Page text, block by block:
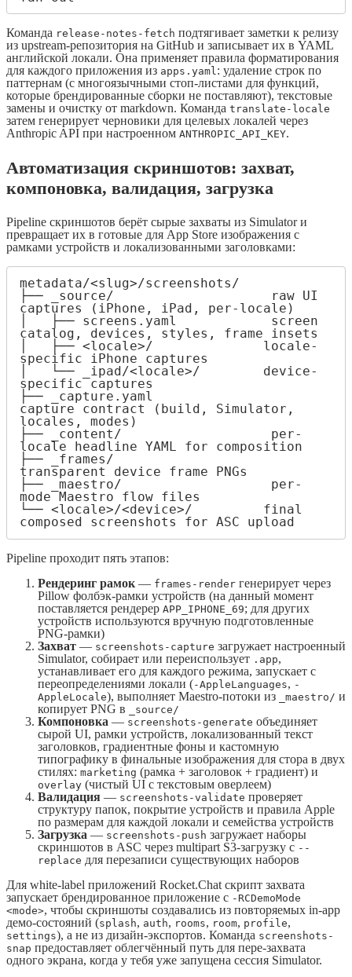
Команда release-notes-fetch подтягивает заметки к релизу
из upstream-репозитория на GitHub и записывает их в YAML
английской локали. Она применяет правила форматирования
для каждого приложения из apps.yaml: удаление строк по
паттернам (с многоязычными стоп-листами для функций,
которые брендированные сборки не поставляют), текстовые
замены и очистку от markdown. Команда translate-locale
затем генерирует черновики для целевых локалей через
Anthropic API при настроенном ANTHROPIC_API_KEY.
Автоматизация скриншотов: захват,
компоновка, валидация, загрузка
Pipeline скриншотов берёт сырые захваты из Simulator и
превращает их в готовые для App Store изображения с
рамками устройств и локализованными заголовками:
metadata/<slug>/screenshots/
├── _source/                    raw UI
captures (iPhone, iPad, per-locale)
│   ├── screens.yaml            screen
catalog, devices, styles, frame insets
│   ├── <locale>/              locale-
specific iPhone captures
│   └── _ipad/<locale>/        device-
specific captures
├── _capture.yaml
capture contract (build, Simulator,
locales, modes)
├── _content/                   per-
locale headline YAML for composition
├── _frames/
transparent device frame PNGs
├── _maestro/                   per-
mode Maestro flow files
└── <locale>/<device>/         final
composed screenshots for ASC upload
Pipeline проходит пять этапов:
Рендеринг рамок — frames-render генерирует через
Pillow фолбэк-рамки устройств (на данный момент
поставляется рендерер APP_IPHONE_69; для других
устройств используются вручную подготовленные
PNG-рамки)
Захват — screenshots-capture загружает настроенный
Simulator, собирает или переиспользует .app,
устанавливает его для каждого режима, запускает с
переопределениями локали (-AppleLanguages, -
AppleLocale), выполняет Maestro-потоки из _maestro/ и
копирует PNG в
_source/
Компоновка — screenshots-generate объединяет
сырой UI, рамки устройств, локализованный текст
заголовков, градиентные фоны и кастомную
типографику в финальные изображения для стора в двух
стилях: marketing (рамка + заголовок + градиент) и
overlay (чистый UI с текстовым оверлеем)
Валидация — screenshots-validate проверяет
структуру папок, покрытие устройств и правила Apple
по размерам для каждой локали и семейства устройств
Загрузка — screenshots-push загружает наборы
скриншотов в ASC через multipart S3-загрузку с --
replace для перезаписи существующих наборов
Для white-label приложений Rocket.Chat скрипт захвата
запускает брендированное приложение с -RCDemoMode
<mode>, чтобы скриншоты создавались из повторяемых in-app
демо-состояний (splash, auth, rooms, room, profile,
settings), а не из дизайн-экспортов. Команда screenshots-
snap предоставляет облегчённый путь для пере-захвата
одного экрана, когда у тебя уже запущена сессия Simulator.